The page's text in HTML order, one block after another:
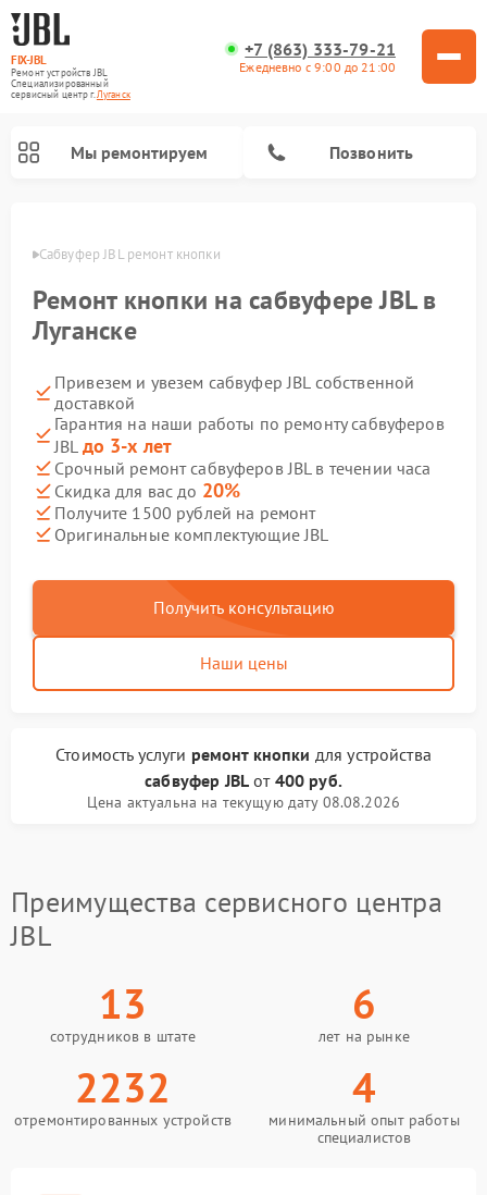
FIX-JBL
Ремонт устройств JBL
Специализированный
cервисный центр г.Луганск
+7 (863) 333-79-21
Ежедневно с 9:00 до 21:00
Мы ремонтируем Позвонить
Сабвуфер JBL ремонт кнопки
Ремонт кнопки на сабвуфере JBL в
Луганске
Привезем и увезем сабвуфер JBL собственной
доставкой
Гарантия на наши работы по ремонту сабвуферов
JBL до 3-х лет
Срочный ремонт сабвуферов JBL в течении часа
Скидка для вас до 20%
Получите 1500 рублей на ремонт
Оригинальные комплектующие JBL
Получить консультацию
Наши цены
Стоимость услуги ремонт кнопки для устройства
сабвуфер JBL от 400 руб.
Цена актуальна на текущую дату 08.08.2026
Преимущества сервисного центра
JBL
13
сотрудников в штате
6
лет на рынке
2232
отремонтированных устройств
4
минимальный опыт работы
специалистов